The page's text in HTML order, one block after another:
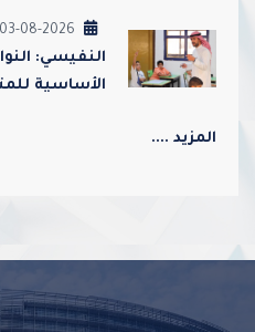
03-08-2026
النفيسي:
الأساسية
المزيد ....